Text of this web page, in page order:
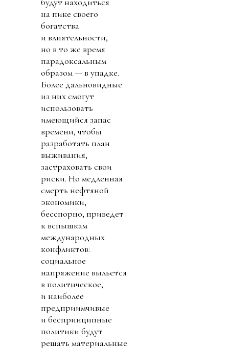
на пике своего
богатства
и влиятельности,
но в то же время
парадоксальным
образом — в упадке.
Более дальновидные
из них смогут
использовать
имеющийся запас
времени, чтобы
разработать план
выживания,
застраховать свои
риски. Но медленная
смерть нефтяной
экономики,
бесспорно, приведет
к вспышкам
международных
конфликтов:
социальное
напряжение выльется
в политическое,
и наиболее
предприимчивые
и беспринципные
политики будут
решать материальные